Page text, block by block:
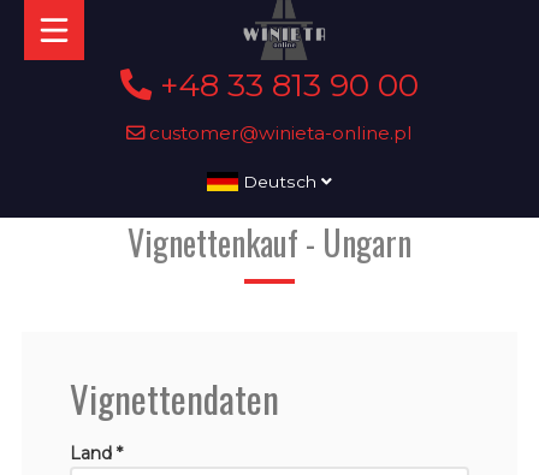
+48 33 813 90 00
customer@winieta-online.pl
Deutsch
Vignettenkauf - Ungarn
Vignettendaten
Land *